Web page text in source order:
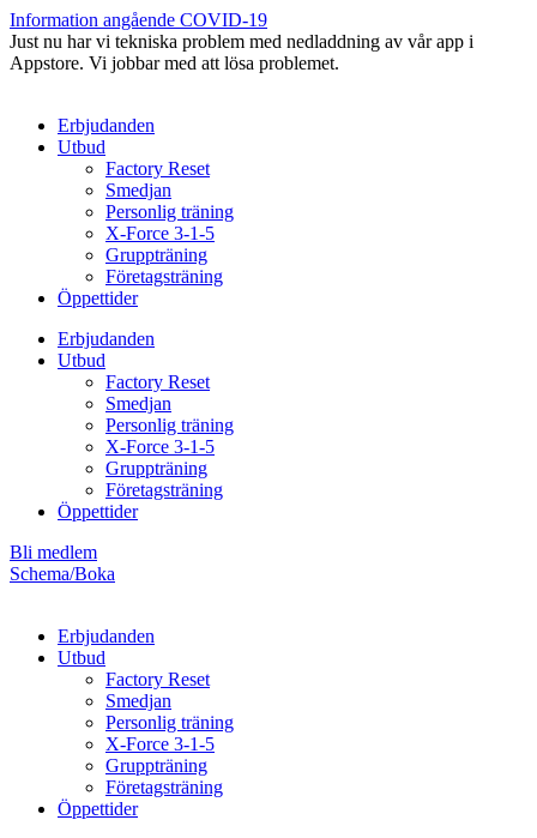
Hoppa
till
innehåll
Information angående COVID-19
Just nu har vi tekniska problem med nedladdning av vår app i
Appstore. Vi jobbar med att lösa problemet.
Erbjudanden
Utbud
Factory Reset
Smedjan
Personlig träning
X-Force 3-1-5
Gruppträning
Företagsträning
Öppettider
Erbjudanden
Utbud
Factory Reset
Smedjan
Personlig träning
X-Force 3-1-5
Gruppträning
Företagsträning
Öppettider
Bli medlem
Schema/Boka
Erbjudanden
Utbud
Factory Reset
Smedjan
Personlig träning
X-Force 3-1-5
Gruppträning
Företagsträning
Öppettider